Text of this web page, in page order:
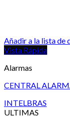
Añadir a la lista de
Vista Rápida
Alarmas
CENTRAL
INTELBRAS
ULTIMAS